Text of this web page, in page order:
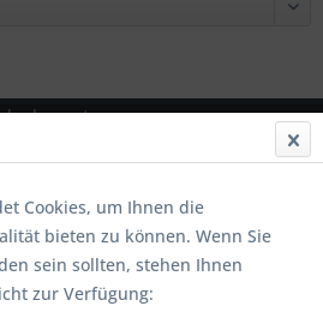
∅ aus 509 Bewertungen
Bewertungen
Schöne...
Cookies, um Ihnen die
bieten zu können. Wenn Sie
sein sollten, stehen Ihnen
zur Verfügung: